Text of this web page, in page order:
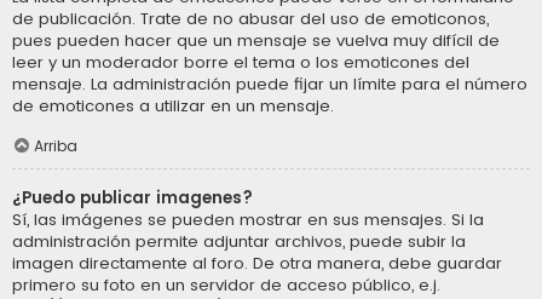
de publicación. Trate de no abusar del uso de emoticonos,
pues pueden hacer que un mensaje se vuelva muy difícil de
leer y un moderador borre el tema o los emoticones del
mensaje. La administración puede fijar un límite para el número
de emoticones a utilizar en un mensaje.
Arriba
¿Puedo publicar imagenes?
Sí, las imágenes se pueden mostrar en sus mensajes. Si la
administración permite adjuntar archivos, puede subir la
imagen directamente al foro. De otra manera, debe guardar
primero su foto en un servidor de acceso público, e.j.